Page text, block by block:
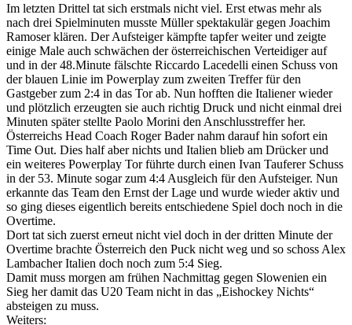
Im letzten Drittel tat sich erstmals nicht viel. Erst etwas mehr als
nach drei Spielminuten musste Müller spektakulär gegen Joachim
Ramoser klären. Der Aufsteiger kämpfte tapfer weiter und zeigte
einige Male auch schwächen der österreichischen Verteidiger auf
und in der 48.Minute fälschte Riccardo Lacedelli einen Schuss von
der blauen Linie im Powerplay zum zweiten Treffer für den
Gastgeber zum 2:4 in das Tor ab. Nun hofften die Italiener wieder
und plötzlich erzeugten sie auch richtig Druck und nicht einmal drei
Minuten später stellte Paolo Morini den Anschlusstreffer her.
Österreichs Head Coach Roger Bader nahm darauf hin sofort ein
Time Out. Dies half aber nichts und Italien blieb am Drücker und
ein weiteres Powerplay Tor führte durch einen Ivan Tauferer Schuss
in der 53. Minute sogar zum 4:4 Ausgleich für den Aufsteiger. Nun
erkannte das Team den Ernst der Lage und wurde wieder aktiv und
so ging dieses eigentlich bereits entschiedene Spiel doch noch in die
Overtime.
Dort tat sich zuerst erneut nicht viel doch in der dritten Minute der
Overtime brachte Österreich den Puck nicht weg und so schoss Alex
Lambacher Italien doch noch zum 5:4 Sieg.
Damit muss morgen am frühen Nachmittag gegen Slowenien ein
Sieg her damit das U20 Team nicht in das „Eishockey Nichts“
absteigen zu muss.
Weiters: